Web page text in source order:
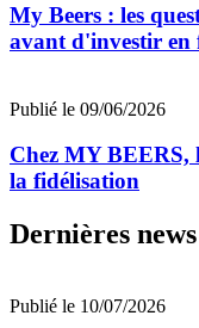
My Beers : les
avant d'investir en
Publié le 09/06/2026
Chez MY BEERS,
la fidélisation
Dernières
Publié le 10/07/2026